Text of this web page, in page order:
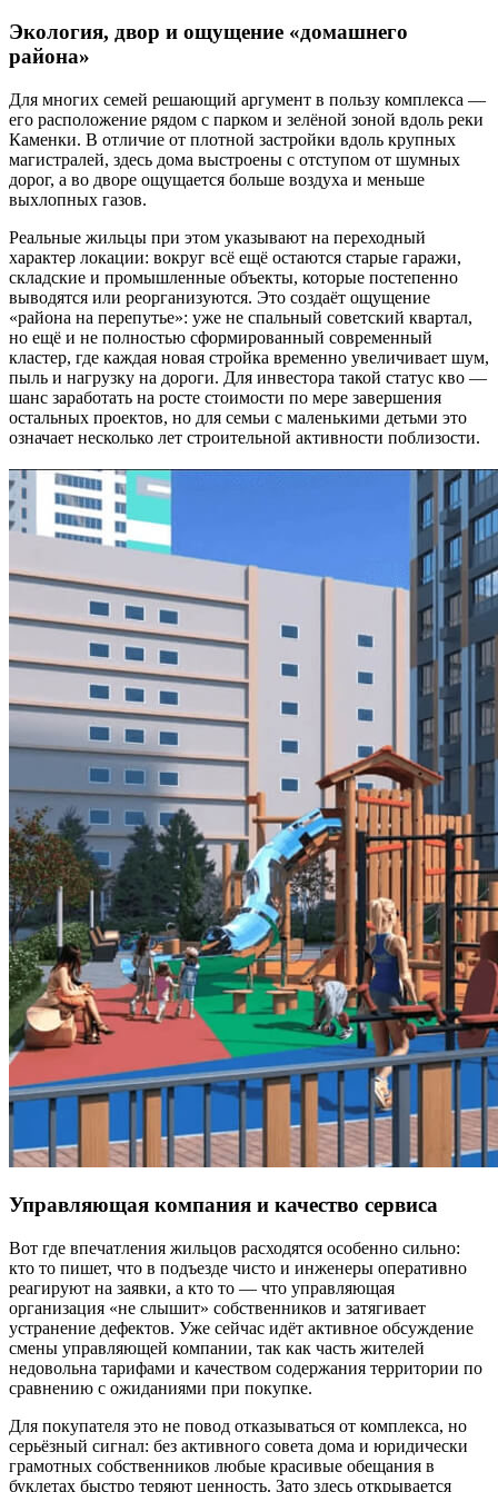
Экология, двор и ощущение «домашнего
района»
Для многих семей решающий аргумент в пользу комплекса —
его расположение рядом с парком и зелёной зоной вдоль реки
Каменки. В отличие от плотной застройки вдоль крупных
магистралей, здесь дома выстроены с отступом от шумных
дорог, а во дворе ощущается больше воздуха и меньше
выхлопных газов.
Реальные жильцы при этом указывают на переходный
характер локации: вокруг всё ещё остаются старые гаражи,
складские и промышленные объекты, которые постепенно
выводятся или реорганизуются. Это создаёт ощущение
«района на перепутье»: уже не спальный советский квартал,
но ещё и не полностью сформированный современный
кластер, где каждая новая стройка временно увеличивает шум,
пыль и нагрузку на дороги. Для инвестора такой статус кво —
шанс заработать на росте стоимости по мере завершения
остальных проектов, но для семьи с маленькими детьми это
означает несколько лет строительной активности поблизости.
Управляющая компания и качество сервиса
Вот где впечатления жильцов расходятся особенно сильно:
кто то пишет, что в подъезде чисто и инженеры оперативно
реагируют на заявки, а кто то — что управляющая
организация «не слышит» собственников и затягивает
устранение дефектов. Уже сейчас идёт активное обсуждение
смены управляющей компании, так как часть жителей
недовольна тарифами и качеством содержания территории по
сравнению с ожиданиями при покупке.
Для покупателя это не повод отказываться от комплекса, но
серьёзный сигнал: без активного совета дома и юридически
грамотных собственников любые красивые обещания в
буклетах быстро теряют ценность. Зато здесь открывается